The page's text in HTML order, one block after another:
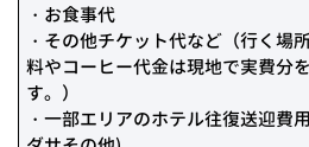
・お食事代
・その他チケット代など（行く場
料やコーヒー代金は現地で実費分
す。）
・一部エリアのホテル往復送迎費